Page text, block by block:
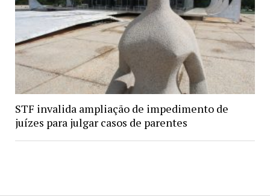
STF invalida ampliação de impedimento de
juízes para julgar casos de parentes